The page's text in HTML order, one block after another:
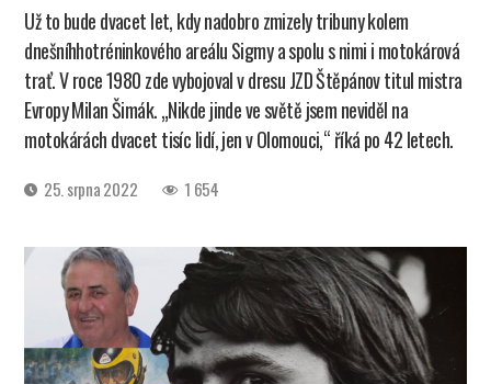
Už to bude dvacet let, kdy nadobro zmizely tribuny kolem
dnešníhhotréninkového areálu Sigmy a spolu s nimi i motokárová
trať. V roce 1980 zde vybojoval v dresu JZD Štěpánov titul mistra
Evropy Milan Šimák. „Nikde jinde ve světě jsem neviděl na
motokárách dvacet tisíc lidí, jen v Olomouci,“ říká po 42 letech.
Datum25. srpna 2022 1 654